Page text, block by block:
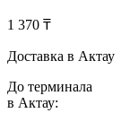
1 370 ₸
Доставка в Актау
До терминала
в Актау: